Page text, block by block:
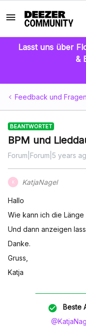
Lasst uns über
&
Feedback und
BEANTWORTET
BPM und
Forum|Forum|5 years
K KatjaNagel
Hallo
Wie kann ich die
Und dann anzeigen
Danke.
Gruss,
Katja
Beste